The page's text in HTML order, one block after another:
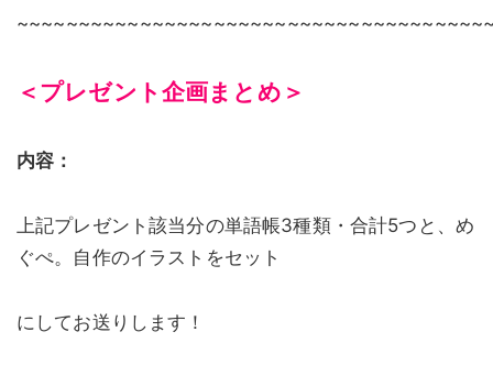
＜プレゼント企画まとめ＞
内容：
上記プレゼント該当分の単語帳3種類・合計5つと、め
ぐぺ。自作のイラストをセット
にしてお送りします！